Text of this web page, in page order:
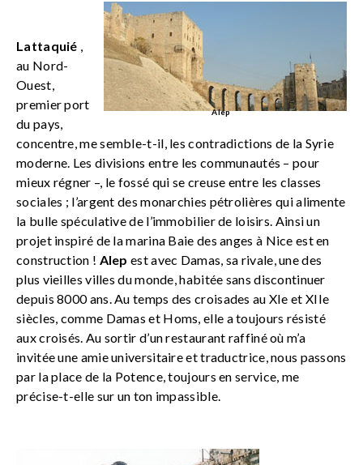
Alep
Lattaquié ,
au Nord-
Ouest,
premier port
du pays,
concentre, me semble-t-il, les contradictions de la Syrie
moderne. Les divisions entre les communautés – pour
mieux régner –, le fossé qui se creuse entre les classes
sociales ; l’argent des monarchies pétrolières qui alimente
la bulle spéculative de l’immobilier de loisirs. Ainsi un
projet inspiré de la marina Baie des anges à Nice est en
construction ! Alepest avec Damas, sa rivale, une des
plus vieilles villes du monde, habitée sans discontinuer
depuis 8000 ans. Au temps des croisades au XIe et XIIe
siècles, comme Damas et Homs, elle a toujours résisté
aux croisés. Au sortir d’un restaurant raffiné où m’a
invitée une amie universitaire et traductrice, nous passons
par la place de la Potence, toujours en service, me
précise-t-elle sur un ton impassible.